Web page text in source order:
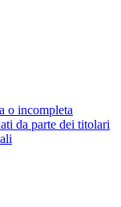
o incompleta
da parte dei titolari